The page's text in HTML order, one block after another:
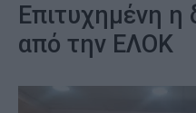
Επιτυχημένη η
από την ΕΛΟΚ